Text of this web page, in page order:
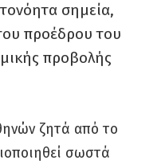
σημεία,
προέδρου του
προβολής
ζητά από το
σωστά